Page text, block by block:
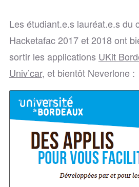
Les étudiant.e.s lauréat.e.s du
Hacketafac 2017 et 2018 ont
sortir les applications UKit
Univ’car, et bientôt Neverlone :